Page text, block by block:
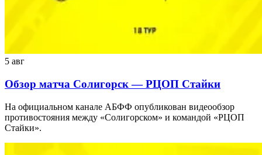
5 авг
Обзор матча Солигорск — РЦОП Стайки
На официальном канале АБФФ опубликован видеообзор
противостояния между «Солигорском» и командой «РЦОП
Стайки».